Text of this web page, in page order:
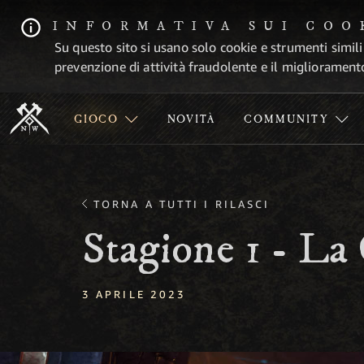
INFORMATIVA SUI
Su questo sito si usano solo cookie e strumenti
prevenzione di attività fraudolente e il
GIOCO NOVITÀ COMMUNITY
TORNA A TUTTI I RILASCI
Stagione 1 -
3 APRILE 2023